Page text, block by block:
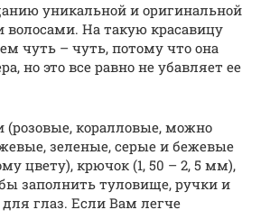
уникальной и оригинальной
На такую красавицу
чуть – чуть, потому что она
но это все равно не убавляет ее
коралловые, можно
зеленые, серые и бежевые
цвету), крючок (1, 50 – 2, 5 мм),
заполнить туловище, ручки и
глаз. Если Вам легче